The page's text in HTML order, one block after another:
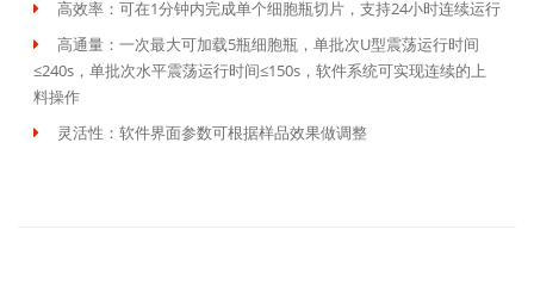
高效率：可在1分钟内完成单个细胞瓶切片，支持24小时连续运行
高通量：一次最大可加载5瓶细胞瓶，单批次U型震荡运行时间
≤240s，单批次水平震荡运行时间≤150s，软件系统可实现连续的上
料操作
灵活性：软件界面参数可根据样品效果做调整